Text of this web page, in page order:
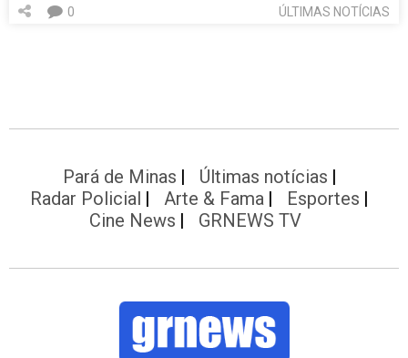
ÚLTIMAS NOTÍCIAS
0
Pará de Minas
Últimas notícias
Radar Policial
Arte & Fama
Esportes
Cine News
GRNEWS TV